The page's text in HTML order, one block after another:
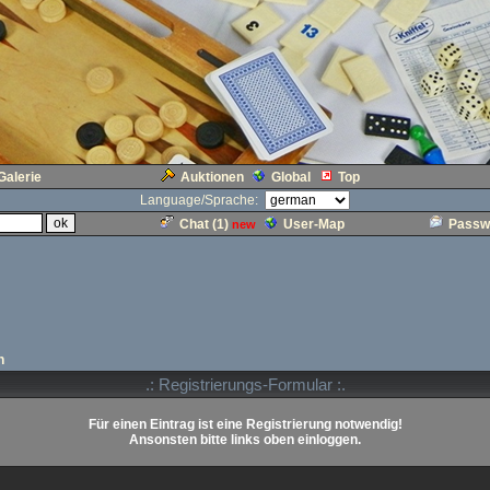
Auktionen Global
Top
Language/Sprache:
Chat (1) new User-Map
.: Registrierungs-Formular :.
Für einen Eintrag ist eine Registrierung notwendig!
Ansonsten bitte links oben einloggen.